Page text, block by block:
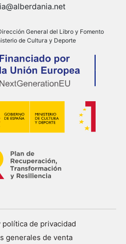
General del Libro y Fomento
de Cultura y Deporte
política de privacidad
generales de venta